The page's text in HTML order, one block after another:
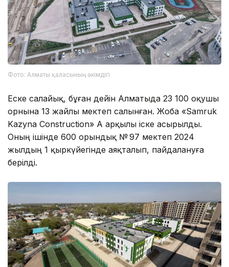
Фото: Алматы қаласының әкімдігі
Еске салайық, бұған дейін Алматыда 23 100 оқушы
орнына 13 жайлы мектеп салынған. Жоба «Samruk
Kazyna Construction» АҚ арқылы іске асырылды.
Оның ішінде 600 орындық № 97 мектеп 2024
жылдың 1 қыркүйегінде аяқталып, пайдалануға
берілді.